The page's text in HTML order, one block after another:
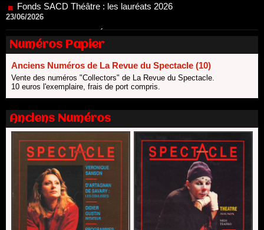
20/06/2026
Le palmarès des prix SACD 2026
18/06/2026
Les 10 lauréats du Fonds Grandes Formes Théâtre 2026
13/06/2026
Nomination de Nathalie Garraud et Olivier Saccomano à la
direction du Théâtre de Gennevilliers - CDN
Dispositif SACD Auteurs d'espaces : les lauréats 2026
18/03/2026
Numéros Papier
Anciens Numéros de La Revue du Spectacle (10)
Vente des numéros "Collectors" de La Revue du Spectacle.
10 euros l'exemplaire, frais de port compris.
Anciens Numéros